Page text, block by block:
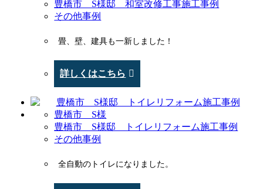
豊橋市 S様邸 和室改修工事施工事例
その他事例
畳、壁、建具も一新しました！
詳しくはこちら
豊橋市 S様
豊橋市 S様邸 トイレリフォーム施工事例
その他事例
全自動のトイレになりました。